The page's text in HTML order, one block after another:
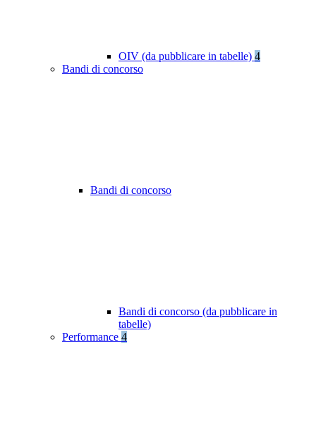
OIV (da pubblicare in tabelle) 4
Bandi di concorso
Bandi di concorso
Bandi di concorso (da pubblicare in
tabelle)
Performance 4